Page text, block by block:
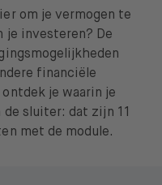
om je vermogen te
je investeren? De
financiële
je waarin je
sluiter: dat zijn 11
met de module.